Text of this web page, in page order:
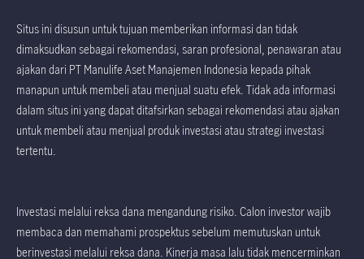
Situs ini disusun untuk tujuan memberikan informasi dan tidak
dimaksudkan sebagai rekomendasi, saran profesional, penawaran atau
ajakan dari PT Manulife Aset Manajemen Indonesia kepada pihak
manapun untuk membeli atau menjual suatu efek. Tidak ada informasi
dalam situs ini yang dapat ditafsirkan sebagai rekomendasi atau ajakan
untuk membeli atau menjual produk investasi atau strategi investasi
tertentu.
Investasi melalui reksa dana mengandung risiko. Calon investor wajib
membaca dan memahami prospektus sebelum memutuskan untuk
berinvestasi melalui reksa dana. Kinerja masa lalu tidak mencerminkan